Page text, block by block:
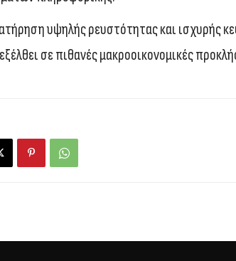
υψηλής ρευστότητας και ισχυρής
σε πιθανές μακροοικονομικές